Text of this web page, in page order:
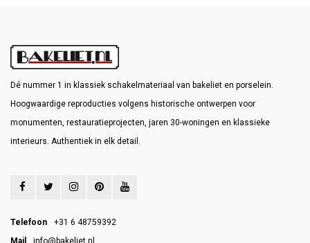
Dé nummer 1 in klassiek schakelmateriaal van bakeliet en porselein.
Hoogwaardige reproducties volgens historische ontwerpen voor
monumenten, restauratieprojecten, jaren 30-woningen en klassieke
interieurs. Authentiek in elk detail.
Telefoon
+31 6 48759392
Mail
info@bakeliet.nl